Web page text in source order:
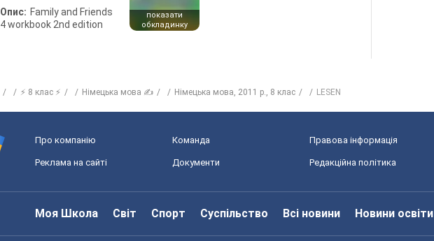
Опис: Family and Friends
4 workbook 2nd edition
показати
обкладинку
⚡ 8 клас ⚡ Німецька мова ✍ Німецька мова, 2011 р., 8 клас LESEN
Про компанію Команда Правова інформація
Реклама на сайті Документи Редакційна політика
Моя Школа Світ Спорт Суспільство Всі новини Новини освіти